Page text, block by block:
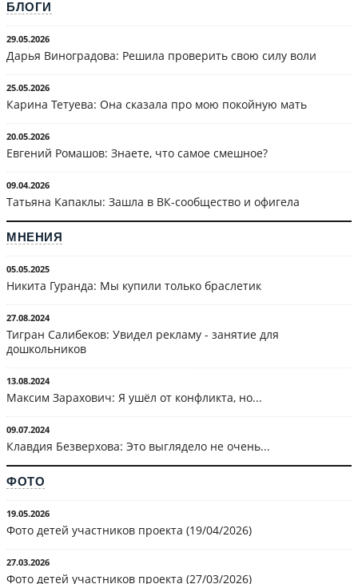
БЛОГИ
29.05.2026
Дарья Виноградова: Решила проверить свою силу воли
25.05.2026
Карина Тетуева: Она сказала про мою покойную мать
20.05.2026
Евгений Ромашов: Знаете, что самое смешное?
09.04.2026
Татьяна Капаклы: Зашла в ВК-сообщество и офигела
МНЕНИЯ
05.05.2025
Никита Гуранда: Мы купили только браслетик
27.08.2024
Тигран Салибеков: Увидел рекламу - занятие для
дошкольников
13.08.2024
Максим Зарахович: Я ушёл от конфликта, но...
09.07.2024
Клавдия Безверхова: Это выглядело не очень...
ФОТО
19.05.2026
Фото детей участников проекта (19/04/2026)
27.03.2026
Фото детей участников проекта (27/03/2026)